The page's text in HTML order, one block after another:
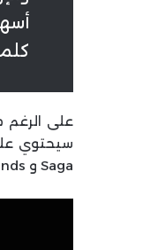
Saga و League of Legends وMinecraft وOverwatch 2 وRoblox وValorant.